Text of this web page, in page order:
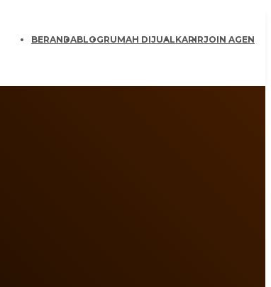
BERANDABLOGRUMAH DIJUALKARIRJOIN AGEN